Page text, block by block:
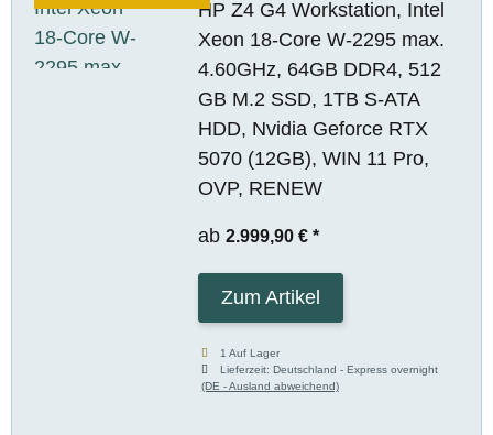
HP Z4 G4 Workstation, Intel
Xeon 18-Core W-2295 max.
4.60GHz, 64GB DDR4, 512
GB M.2 SSD, 1TB S-ATA
HDD, Nvidia Geforce RTX
5070 (12GB), WIN 11 Pro,
OVP, RENEW
ab 2.999,90 € *
Zum Artikel
1 Auf Lager
Lieferzeit:Deutschland - Express overnight
(DE - Ausland abweichend)